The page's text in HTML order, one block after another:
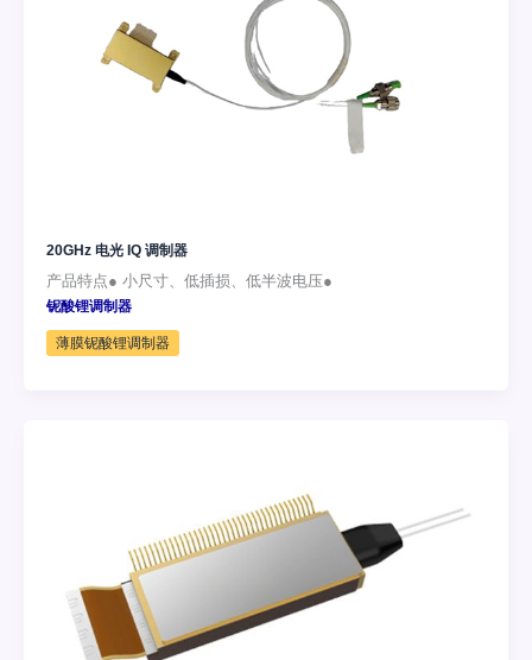
20GHz 电光 IQ 调制器
产品特点● 小尺寸、低插损、低半波电压●
铌酸锂调制器
薄膜铌酸锂调制器